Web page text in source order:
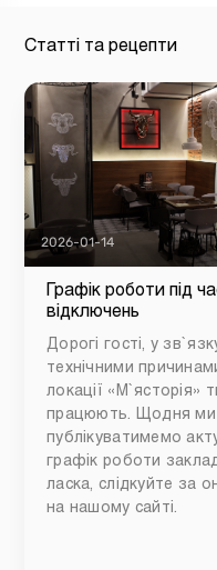
Статті та рецепти
2026-01-14
Графік роботи під
відключень
Дорогі гості, у
технічними
локації «М`ясторія»
працюють. Щодня ми
публікуватимемо
графік роботи
ласка, слідкуйте за
на нашому сайті.